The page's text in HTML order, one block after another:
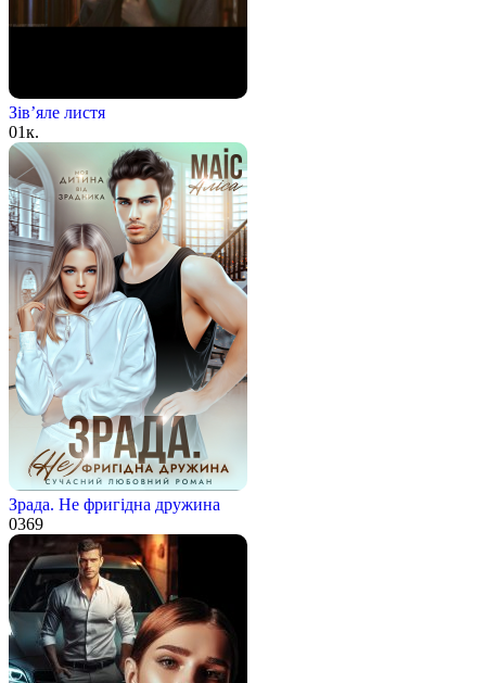
Зів’яле листя
01к.
Зрада. Не фригідна дружина
0369